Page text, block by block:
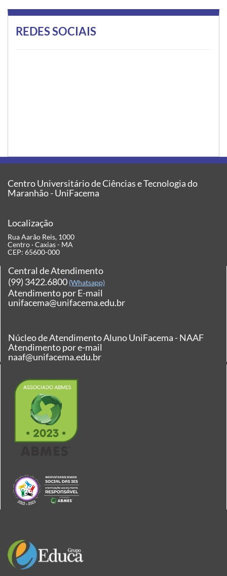
REDES SOCIAIS
Centro Universitário de Ciências e Tecnologia do
Maranhão - UniFacema
Localização
Rua Aarão Reis, 1000
Centro · Caxias - MA
CEP: 65600-000
Central de Atendimento
(99) 3422.6800 (Whatsapp)
Atendimento por E-mail
unifacema@unifacema.edu.br
Núcleo de Atendimento Aluno UniFacema - NAAF
Atendimento por e-mail
naaf@unifacema.edu.br